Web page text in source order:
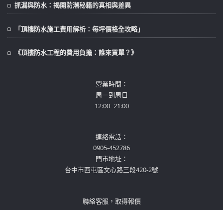
抓漏與防水：揭開防潮秘籍的真相與差異
「頂樓防水施工費用解析：每坪價格全攻略」
《頂樓防水工程的費用負擔：誰來買單？》
營業時間：
周一到周日
12:00~21:00
連絡電話：
0905-452786
門市地址：
台中市西屯區文心路三段420-2號
聯絡客服，取得報價